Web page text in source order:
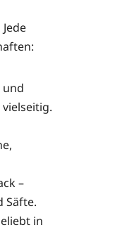
und
–
Säfte.
in